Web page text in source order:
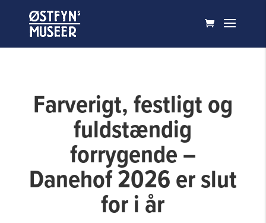
Farverigt, festligt og
fuldstændig
forrygende –
Danehof 2026 er slut
for i år